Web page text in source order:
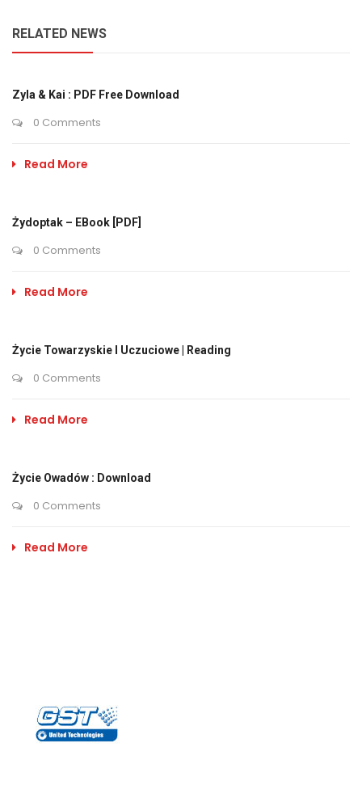
RELATED NEWS
Zyla & Kai : PDF Free Download
0 Comments
Read More
Żydoptak – EBook [PDF]
0 Comments
Read More
Życie Towarzyskie I Uczuciowe | Reading
0 Comments
Read More
Życie Owadów : Download
0 Comments
Read More